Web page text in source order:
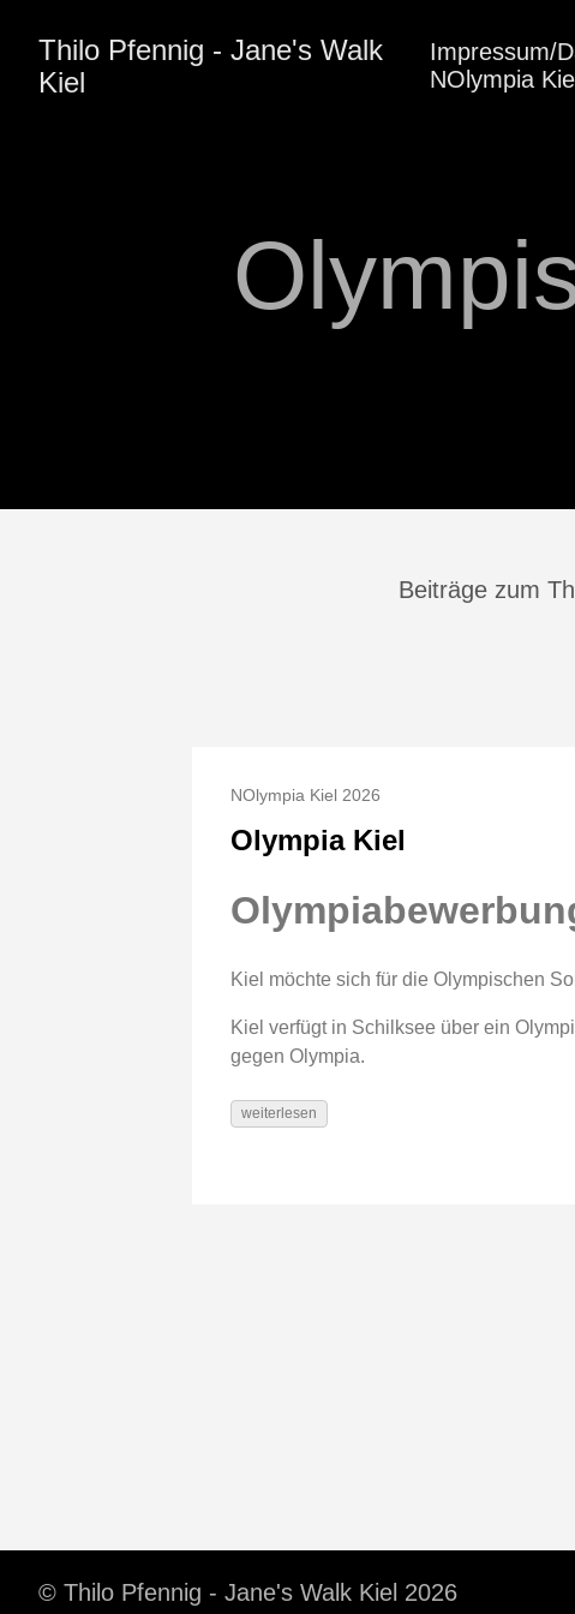
Thilo Pfennig - Jane's Walk
Kiel
Impressum/
NOlympia
Beiträge zum
NOlympia Kiel 2026
Olympia Kiel
Kiel möchte sich für die Olympischen
Kiel verfügt in Schilksee über ein
gegen Olympia.
weiterlesen
© Thilo Pfennig - Jane's Walk Kiel 2026